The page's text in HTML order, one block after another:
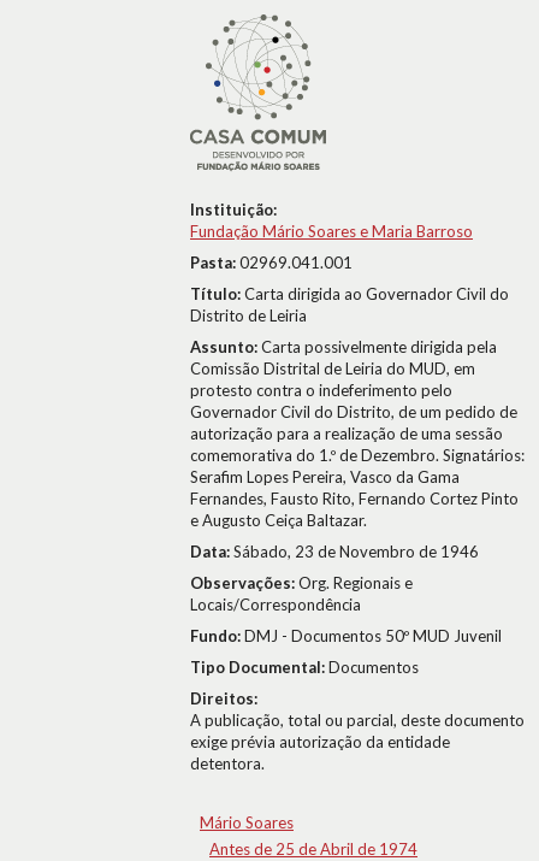
Instituição:
Fundação Mário Soares e Maria Barroso
Pasta:02969.041.001
Título:Carta dirigida ao Governador Civil do
Distrito de Leiria
Assunto:Carta possivelmente dirigida pela
Comissão Distrital de Leiria do MUD, em
protesto contra o indeferimento pelo
Governador Civil do Distrito, de um pedido de
autorização para a realização de uma sessão
comemorativa do 1.º de Dezembro. Signatários:
Serafim Lopes Pereira, Vasco da Gama
Fernandes, Fausto Rito, Fernando Cortez Pinto
e Augusto Ceiça Baltazar.
Data:Sábado, 23 de Novembro de 1946
Observações:Org. Regionais e
Locais/Correspondência
Fundo:DMJ - Documentos 50º MUD Juvenil
Tipo Documental:Documentos
Direitos:
A publicação, total ou parcial, deste documento
exige prévia autorização da entidade
detentora.
Mário Soares
Antes de 25 de Abril de 1974